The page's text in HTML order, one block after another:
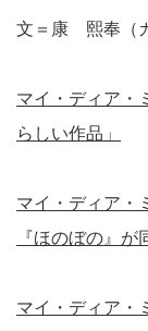
文＝康 熙奉（
マイ・ディア・
らしい作品」
マイ・ディア・
『ほのぼの』が
マイ・ディア・